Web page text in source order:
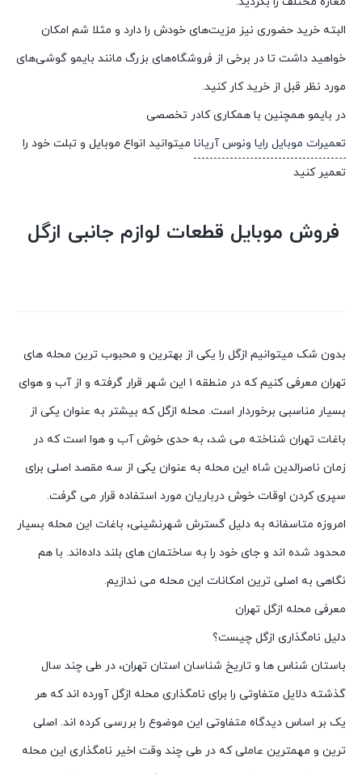
البته خرید حضوری نیز مزیت‌های خودش را دارد و مثلا شم امکان
خواهید داشت تا در برخی از فروشگاه‌های بزرگ مانند بایمو گوشی‌های
مورد نظر قبل از خرید کار کنید.
در بایمو همچنین با همکاری کادر تخصصی
تعمیرات موبایل رایا ونوس آریانا میتوانید انواع موبایل و تبلت خود را
تعمیر کنید
فروش موبایل قطعات لوازم جانبی ازگل
بدون شک میتوانیم ازگل را یکی از بهترین و محبوب ترین محله های
تهران معرفی کنیم که در منطقه ۱ این شهر قرار گرفته و از آب و هوای
بسیار مناسبی برخوردار است. محله ازگل که بیشتر به عنوان یکی از
باغات تهران شناخته می شد، به حدی خوش آب و هوا است که در
زمان ناصرالدین شاه این محله به عنوان یکی از سه مقصد اصلی برای
سپری کردن اوقات خوش درباریان مورد استفاده قرار می گرفت.
امروزه متاسفانه به دلیل گسترش شهرنشینی، باغات این محله بسیار
محدود شده اند و جای خود را به ساختمان های بلند داده‌اند. با هم
نگاهی به اصلی ترین امکانات این محله می ندازیم.
معرفی محله ازگل تهران
دلیل نامگذاری ازگل چیست؟
باستان شناس ها و تاریخ شناسان استان تهران، در طی چند سال
گذشته دلایل متفاوتی را برای نامگذاری محله ازگل آورده اند که هر
یک بر اساس دیدگاه متفاوتی این موضوع را بررسی کرده اند. اصلی
ترین و مهمترین عاملی که در طی چند وقت اخیر نامگذاری این محله